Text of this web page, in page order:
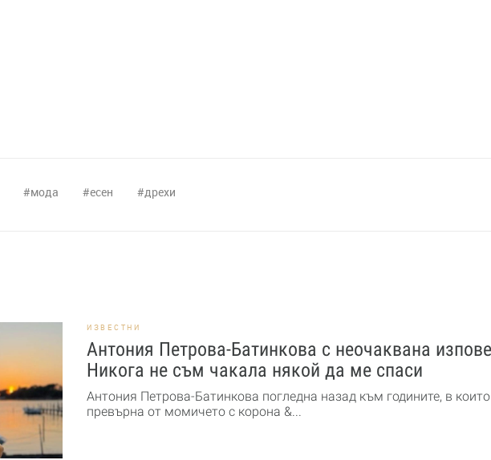
мода есен дрехи
ИЗВЕСТНИ
Антония Петрова-Батинкова с неочаквана
Никога не съм чакала някой да ме спаси
Антония Петрова-Батинкова погледна назад към годините, в
превърна от момичето с корона &...